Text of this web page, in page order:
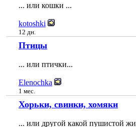
... или кошки ...
kotoshki
12 дн.
Птицы
... или птички...
Elenochka
1 мес.
Хорьки, свинки, хомяки
... или другой какой пушистой